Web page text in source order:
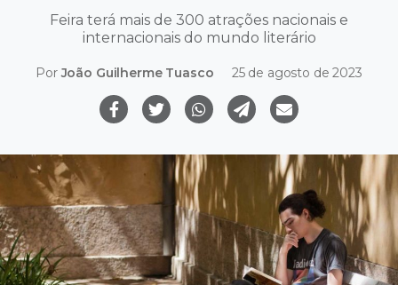
Feira terá mais de 300 atrações nacionais e
internacionais do mundo literário
PorJoão Guilherme Tuasco 25 de agosto de 2023